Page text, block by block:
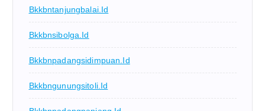
Bkkbntanjungbalai.id
Bkkbnsibolga.id
Bkkbnpadangsidimpuan.id
Bkkbngunungsitoli.id